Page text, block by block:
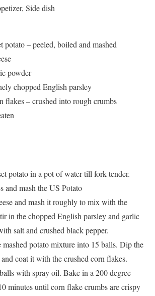
Side dish
potato – peeled, boiled and mashed
powder
chopped English parsley
flakes – crushed into rough crumbs
potato in a pot of water till fork tender.
and mash the US Potato
and mash it roughly to mix with the
in the chopped English parsley and garlic
salt and crushed black pepper.
potato mixture into 15 balls. Dip the
coat it with the crushed corn flakes.
with spray oil. Bake in a 200 degree
minutes until corn flake crumbs are crispy